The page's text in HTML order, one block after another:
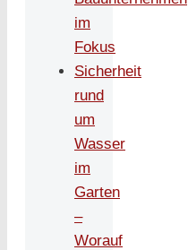
im
Fokus
Sicherheit
rund
um
Wasser
im
Garten
–
Worauf